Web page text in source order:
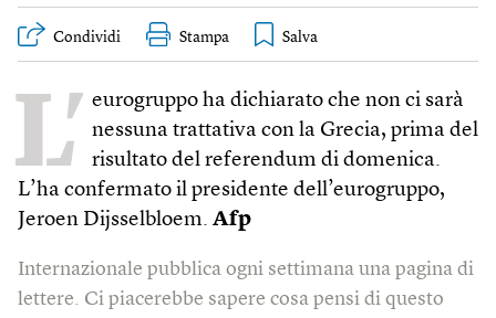
Condividi Stampa
L’ eurogruppo ha dichiarato che non ci sarà
nessuna trattativa con la Grecia, prima del
risultato del referendum di domenica.
L’ha confermato il presidente dell’eurogruppo,
Jeroen Dijsselbloem. Afp
Internazionale pubblica ogni settimana una pagina di
lettere. Ci piacerebbe sapere cosa pensi di questo